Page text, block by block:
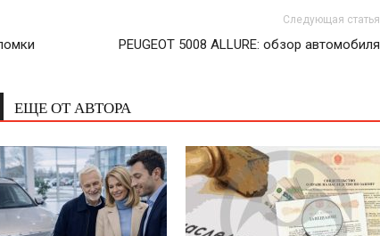
Следующая статья
PEUGEOT 5008 ALLURE: обзор автомобиля
ЕЩЕ ОТ АВТОРА